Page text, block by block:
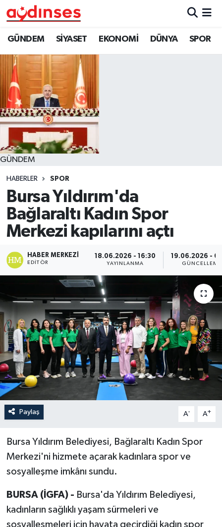
GÜNDEM SİYASET EKONOMİ DÜNYA SPOR
GÜNDEM
HABERLER SPOR
Bursa Yıldırım'da
Bağlaraltı Kadın Spor
Merkezi kapılarını açtı
HABER MERKEZI
EDITÖR
18.06.2026 - 16:30
YAYINLANMA
19.06.2026 -
GÜNCELLEME
Paylaş A- A+
Bursa Yıldırım Belediyesi, Bağlaraltı Kadın Spor
Merkezi'ni hizmete açarak kadınlara spor ve
sosyalleşme imkânı sundu.
BURSA (İGFA) - Bursa'da Yıldırım Belediyesi,
kadınların sağlıklı yaşam sürmeleri ve
sosyalleşmeleri için hayata geçirdiği kadın spor
GÜNDEM
SİYASET
EKONOMİ
DÜNYA
SPOR
MAGAZİN
YAŞAM
Nöbetçi Eczaneler
Hava Durumu
Aydin Namaz Vakitleri
Trafik Durumu
Süper Lig Puan Durumu ve Fikstür
Tüm Manşetler
Son Dakika Haberleri
Haber Arşivi